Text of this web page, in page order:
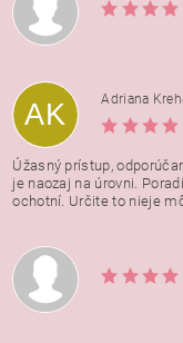
AK
Adriana
Úžasný prístup,
je naozaj na úrovni.
ochotní. Určite to nieje